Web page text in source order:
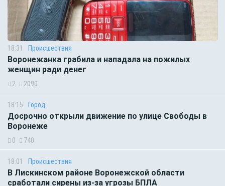
18:31 Происшествия
Воронежанка грабила и нападала на пожилых
женщин ради денег
2 2090
18:15 Город
Досрочно открыли движение по улице Свободы в
Воронеже
0 740
18:01 Происшествия
В Лискинском районе Воронежской области
сработали сирены из-за угрозы БПЛА